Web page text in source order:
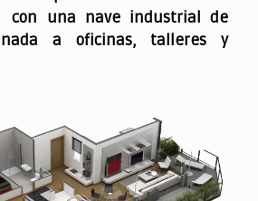
con una nave industrial de
a oficinas, talleres y